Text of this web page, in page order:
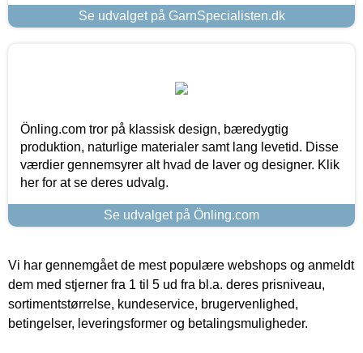
Se udvalget på GarnSpecialisten.dk
Önling.com tror på klassisk design, bæredygtig
produktion, naturlige materialer samt lang levetid. Disse
værdier gennemsyrer alt hvad de laver og designer. Klik
her for at se deres udvalg.
Se udvalget på Önling.com
Vi har gennemgået de mest populære webshops og anmeldt
dem med stjerner fra 1 til 5 ud fra bl.a. deres prisniveau,
sortimentstørrelse, kundeservice, brugervenlighed,
betingelser, leveringsformer og betalingsmuligheder.